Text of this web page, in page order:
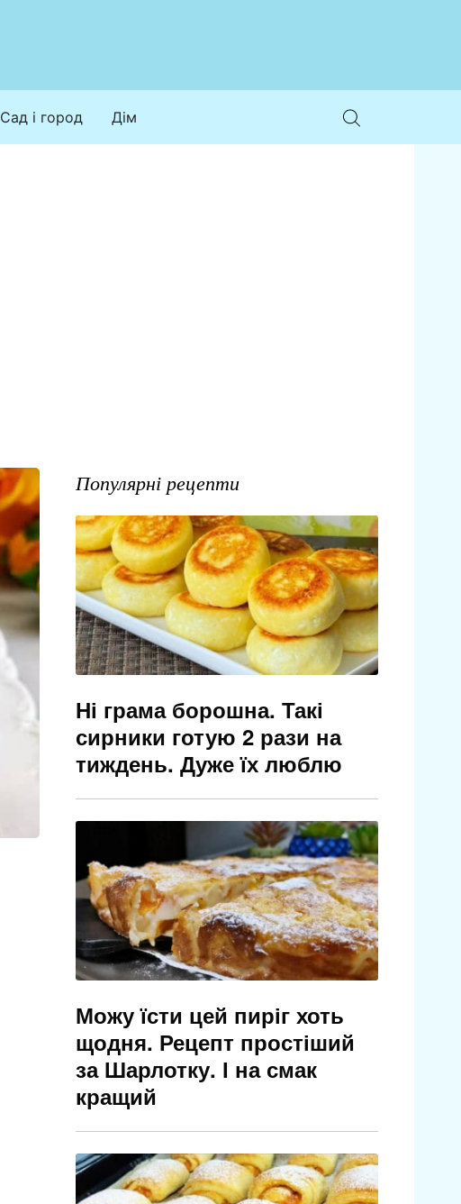
Сад і город Дім
Популярні рецепти
Ні грама борошна. Такі
сирники готую 2 рази на
тиждень. Дуже їх люблю
Можу їсти цей пиріг хоть
щодня. Рецепт простіший
за Шарлотку. І на смак
кращий